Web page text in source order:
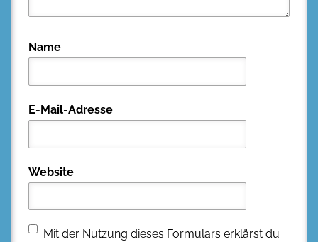
Name
E-Mail-Adresse
Website
Mit der Nutzung dieses Formulars erklärst du